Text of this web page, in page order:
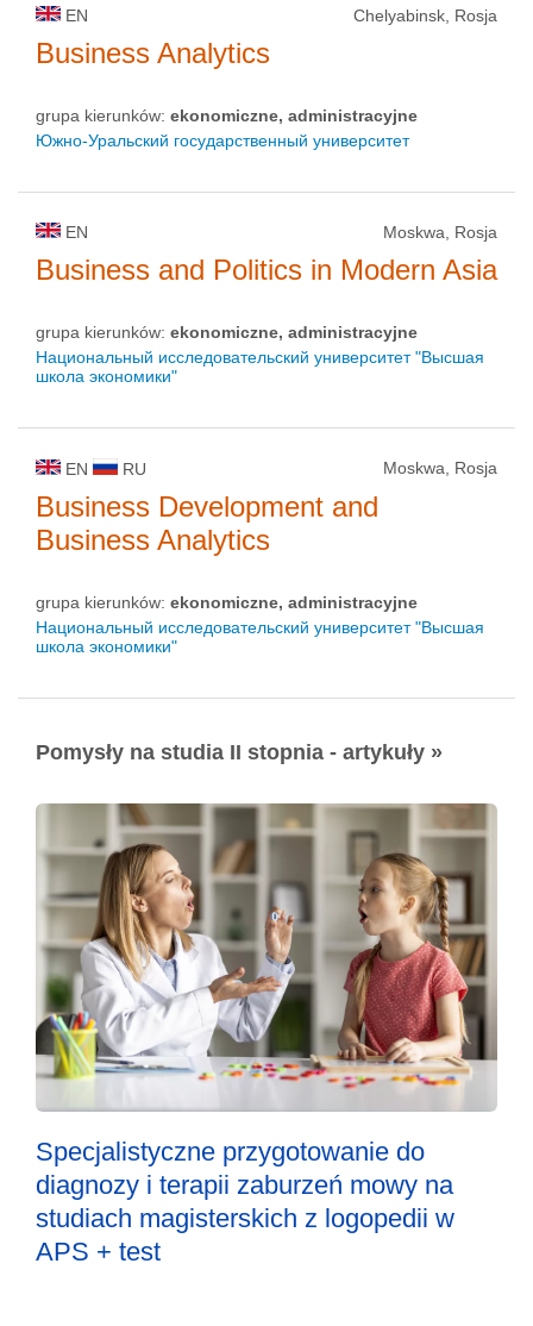
EN Chelyabinsk, Rosja
Business Analytics
grupa kierunków: ekonomiczne, administracyjne
Южно-Уральский государственный университет
EN Moskwa, Rosja
Business and Politics in Modern Asia
grupa kierunków: ekonomiczne, administracyjne
Национальный исследовательский университет "Высшая
школа экономики"
EN RU Moskwa, Rosja
Business Development and
Business Analytics
grupa kierunków: ekonomiczne, administracyjne
Национальный исследовательский университет "Высшая
школа экономики"
Pomysły na studia II stopnia - artykuły »
Specjalistyczne przygotowanie do
diagnozy i terapii zaburzeń mowy na
studiach magisterskich z logopedii w
APS + test